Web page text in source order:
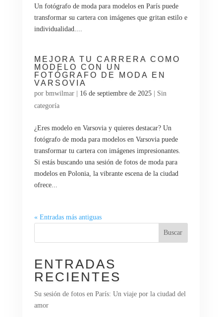
Un fotógrafo de moda para modelos en París puede
transformar su cartera con imágenes que gritan estilo e
individualidad....
MEJORA TU CARRERA COMO
MODELO CON UN
FOTÓGRAFO DE MODA EN
VARSOVIA
por bmwilmar| 16 de septiembre de 2025| Sin
categoría
¿Eres modelo en Varsovia y quieres destacar? Un
fotógrafo de moda para modelos en Varsovia puede
transformar tu cartera con imágenes impresionantes.
Si estás buscando una sesión de fotos de moda para
modelos en Polonia, la vibrante escena de la ciudad
ofrece...
« Entradas más antiguas
Buscar
ENTRADAS
RECIENTES
Su sesión de fotos en París: Un viaje por la ciudad del
amor